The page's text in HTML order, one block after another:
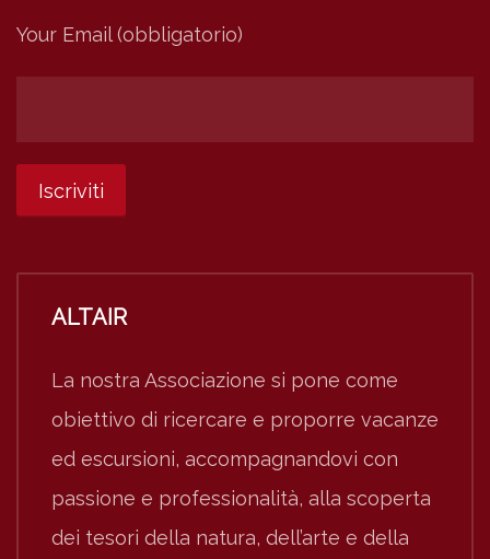
Your Email (obbligatorio)
ALTAIR
La nostra Associazione si pone come
obiettivo di ricercare e proporre vacanze
ed escursioni, accompagnandovi con
passione e professionalità, alla scoperta
dei tesori della natura, dell’arte e della